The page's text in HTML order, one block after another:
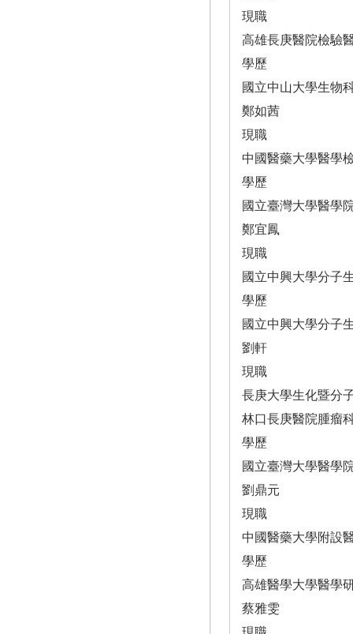
現職
高雄長庚醫院檢驗
學歷
國立中山大學生物
鄭如茜
現職
中國醫藥大學醫學
學歷
國立臺灣大學醫學
鄭宜鳳
現職
國立中興大學分子
學歷
國立中興大學分子
劉軒
現職
長庚大學生化暨分
林口長庚醫院腫瘤
學歷
國立臺灣大學醫學
劉鼎元
現職
中國醫藥大學附設
學歷
高雄醫學大學醫學
蔡雅雯